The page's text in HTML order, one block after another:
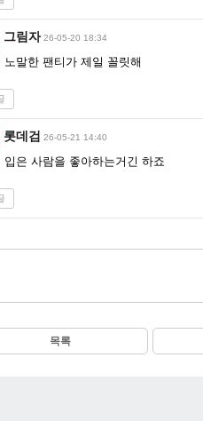
그림자 26-05-20 18:34
노말한 팬티가 제일 꼴릿해
롯데검 26-05-21 14:40
입은 사람을 좋아하는거긴 하죠
목록